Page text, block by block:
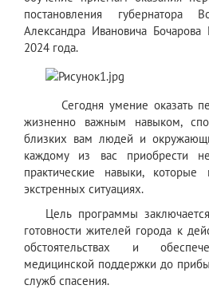
постановления губернатора
Александра Ивановича
2024 года.
Сегодня умение оказать
жизненно важным навыком,
близких вам людей и
каждому из вас приобрести
практические навыки, которые
экстренных ситуациях.
Цель программы
готовности жителей города к
обстоятельствах и
медицинской поддержки до
служб спасения.